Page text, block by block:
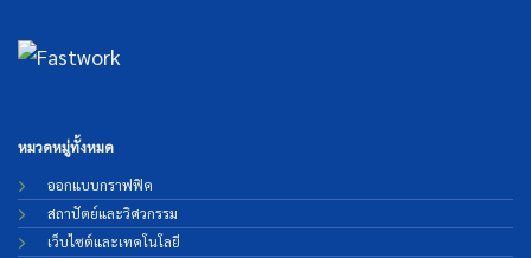
หมวดหมู่ทั้งหมด
ออกแบบกราฟฟิค
สถาปัตย์และวิศวกรรม
เว็บไซต์และเทคโนโลยี